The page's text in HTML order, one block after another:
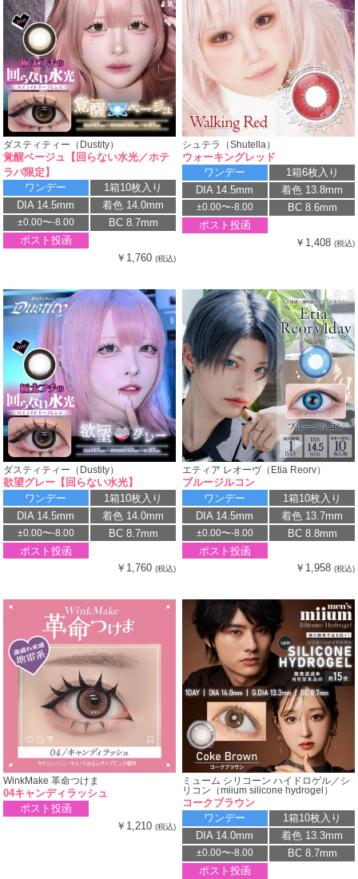
ダスティティー（Dustity）
覚醒ベージュ【回らない水光／ホテ
ラバ限定】
ワンデー
1箱10枚入り
DIA 14.5mm
着色 14.0mm
±0.00〜-8.00
BC 8.7mm
ポスト投函
￥1,760(税込)
シュテラ（Shutella）
ウォーキングレッド
ワンデー
1箱6枚入り
DIA 14.5mm
着色 13.8mm
±0.00〜-8.00
BC 8.6mm
ポスト投函
￥1,408(税込)
ダスティティー（Dustity）
欲望グレー【回らない水光】
ワンデー
1箱10枚入り
DIA 14.5mm
着色 14.0mm
±0.00〜-8.00
BC 8.7mm
ポスト投函
￥1,760(税込)
エティア レオーヴ（Etia Reorv）
ブルージルコン
ワンデー
1箱10枚入り
DIA 14.5mm
着色 13.7mm
±0.00〜-8.00
BC 8.8mm
ポスト投函
￥1,958(税込)
WinkMake 革命つけま
04キャンディラッシュ
ポスト投函
￥1,210(税込)
ミューム シリコーン ハイドロゲル／シ
リコン（miium silicone hydrogel）
コークブラウン
ワンデー
1箱10枚入り
DIA 14.0mm
着色 13.3mm
±0.00〜-8.00
BC 8.7mm
ポスト投函